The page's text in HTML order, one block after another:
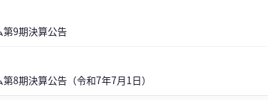
第9期決算公告
8期決算公告（令和7年7月1日）